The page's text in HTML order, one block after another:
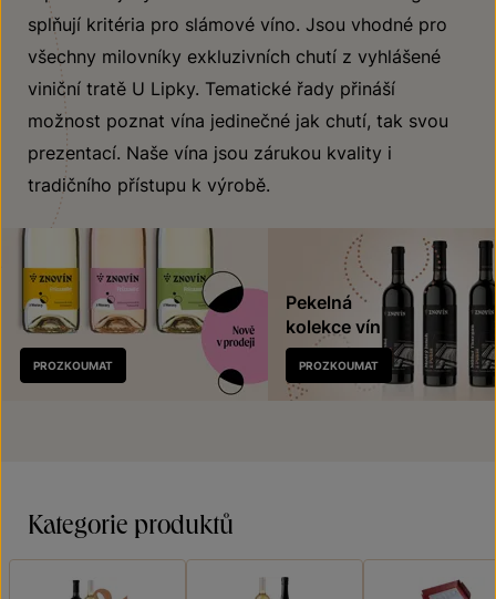
splňují kritéria pro slámové víno. Jsou vhodné pro
všechny milovníky exkluzivních chutí z vyhlášené
viniční tratě U Lipky. Tematické řady přináší
možnost poznat vína jedinečné jak chutí, tak svou
prezentací. Naše vína jsou zárukou kvality i
tradičního přístupu k výrobě.
Nově
v prodeji
PROZKOUMAT
Pekelná
kolekce vín
PROZKOUMAT
Kategorie produktů